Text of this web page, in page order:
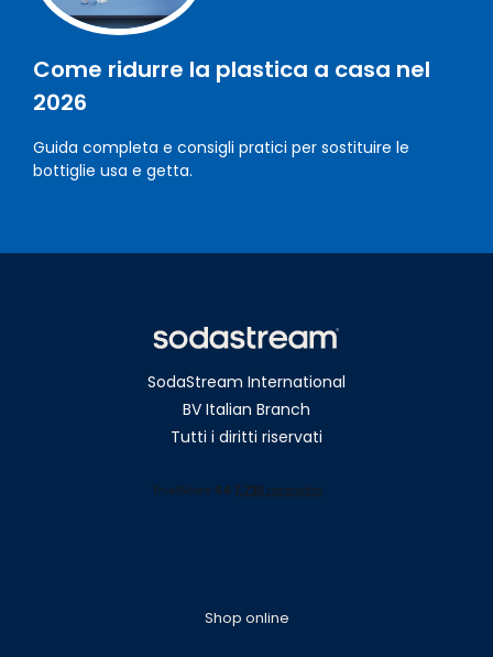
Come ridurre la plastica a casa nel
2026
Guida completa e consigli pratici per sostituire le
bottiglie usa e getta.
SodaStream International
BV Italian Branch
Tutti i diritti riservati
Shop online